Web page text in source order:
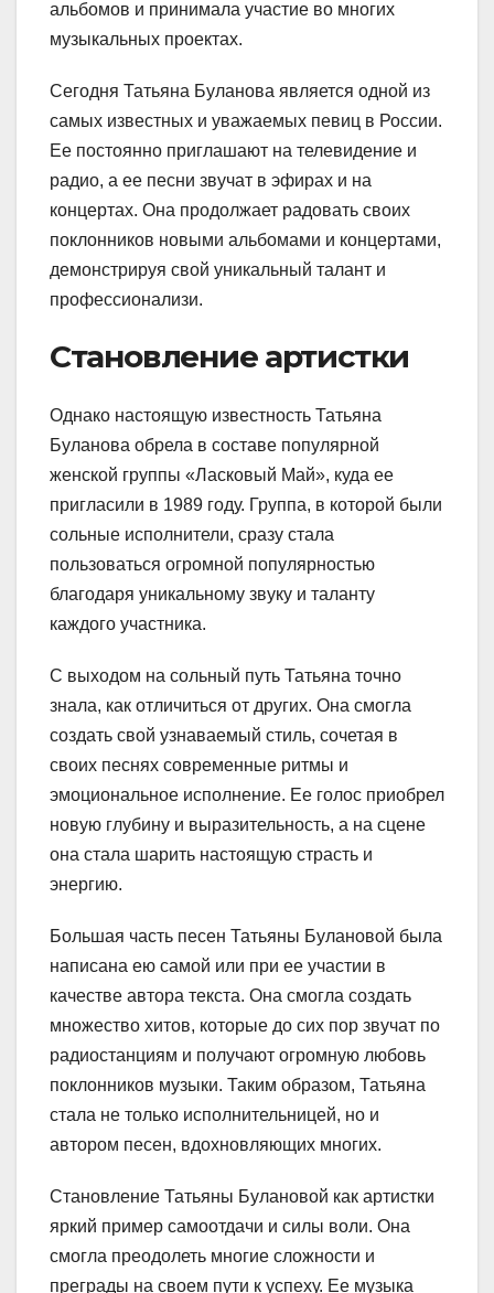
альбомов и принимала участие во многих
музыкальных проектах.
Сегодня Татьяна Буланова является одной из
самых известных и уважаемых певиц в России.
Ее постоянно приглашают на телевидение и
радио, а ее песни звучат в эфирах и на
концертах. Она продолжает радовать своих
поклонников новыми альбомами и концертами,
демонстрируя свой уникальный талант и
профессионализи.
Становление артистки
Однако настоящую известность Татьяна
Буланова обрела в составе популярной
женской группы «Ласковый Май», куда ее
пригласили в 1989 году. Группа, в которой были
сольные исполнители, сразу стала
пользоваться огромной популярностью
благодаря уникальному звуку и таланту
каждого участника.
С выходом на сольный путь Татьяна точно
знала, как отличиться от других. Она смогла
создать свой узнаваемый стиль, сочетая в
своих песнях современные ритмы и
эмоциональное исполнение. Ее голос приобрел
новую глубину и выразительность, а на сцене
она стала шарить настоящую страсть и
энергию.
Большая часть песен Татьяны Булановой была
написана ею самой или при ее участии в
качестве автора текста. Она смогла создать
множество хитов, которые до сих пор звучат по
радиостанциям и получают огромную любовь
поклонников музыки. Таким образом, Татьяна
стала не только исполнительницей, но и
автором песен, вдохновляющих многих.
Становление Татьяны Булановой как артистки
яркий пример самоотдачи и силы воли. Она
смогла преодолеть многие сложности и
преграды на своем пути к успеху. Ее музыка